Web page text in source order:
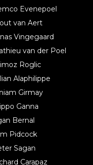
Evenepoel
van Aert
Vingegaard
van der Poel
Roglic
Alaphilippe
Girmay
Ganna
Bernal
Pidcock
Sagan
Carapaz